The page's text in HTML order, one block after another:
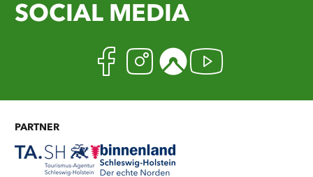
SOCIAL MEDIA
Facebook
Instagram
Komoot
PARTNER